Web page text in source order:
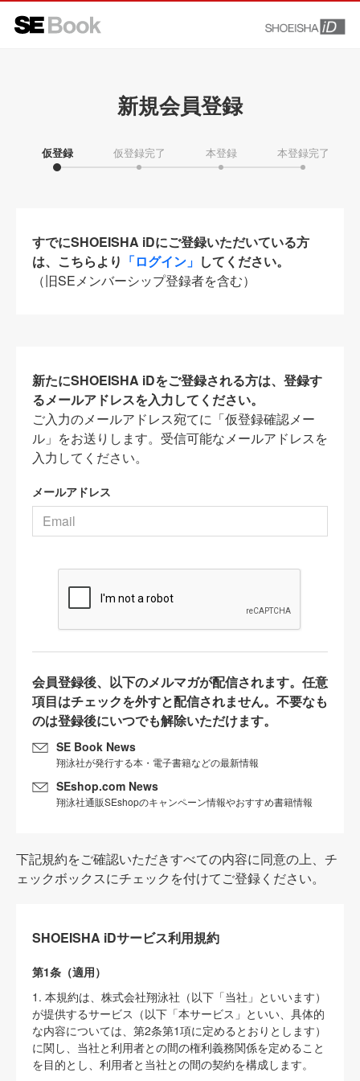
新規会員登録
仮登録 仮登録完了 本登録 本登録完了
すでにSHOEISHA iDにご登録いただいている方
は、こちらより 「ログイン」 してください。
（旧SEメンバーシップ登録者を含む）
新たにSHOEISHA iDをご登録される方は、登録す
るメールアドレスを入力してください。
ご入力のメールアドレス宛てに「仮登録確認メー
ル」をお送りします。受信可能なメールアドレスを
入力してください。
メールアドレス
会員登録後、以下のメルマガが配信されます。任意
項目はチェックを外すと配信されません。不要なも
のは登録後にいつでも解除いただけます。
SE Book News
翔泳社が発行する本・電子書籍などの最新情報
SEshop.com News
翔泳社通販SEshopのキャンペーン情報やおすすめ書籍情報
下記規約をご確認いただきすべての内容に同意の上、チ
ェックボックスにチェックを付けてご登録ください。
SHOEISHA iDサービス利用規約
第1条（適用）
1. 本規約は、株式会社翔泳社（以下「当社」といいます）
が提供するサービス（以下「本サービス」といい、具体的
な内容については、第2条第1項に定めるとおりとします）
に関し、当社と利用者との間の権利義務関係を定めること
を目的とし、利用者と当社との間の契約を構成します。